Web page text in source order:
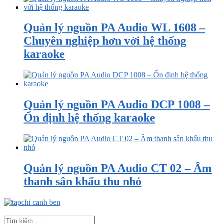
Quản lý nguồn PA Audio WL 1608 –
Chuyên nghiệp hơn với hệ thống
karaoke
Quản lý nguồn PA Audio DCP 1008 –
Ổn định hệ thống karaoke
Quản lý nguồn PA Audio CT 02 – Âm
thanh sân khấu thu nhỏ